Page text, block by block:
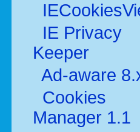
IE Privacy
Keeper
Ad-aware
Cookies
Manager 1.1